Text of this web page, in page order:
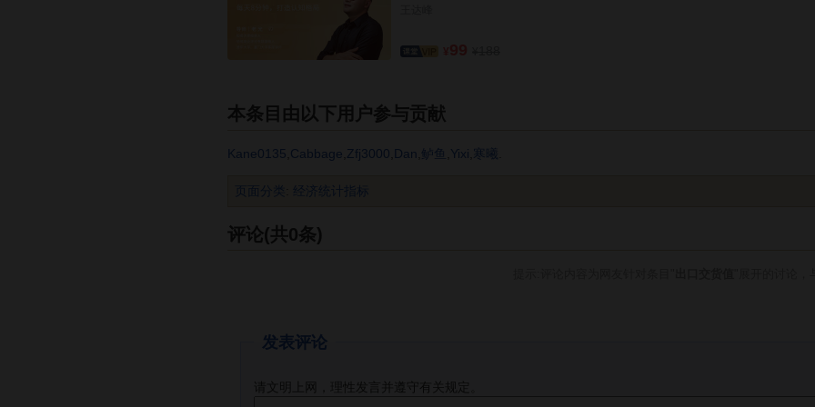
本条目由以下用户参与贡献
Kane0135 Cabbage Zfj3000 Dan 鲈鱼 Yixi 寒曦
页面分类 经济统计指标
评论(共0条)
发表评论
请文明上网，理性发言并遵守有关规定。